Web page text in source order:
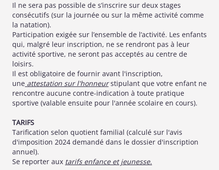
Il ne sera pas possible de s’inscrire sur deux stages
consécutifs (sur la journée ou sur la même activité comme
la natation).
Participation exigée sur l’ensemble de l’activité. Les enfants
qui, malgré leur inscription, ne se rendront pas à leur
activité sportive, ne seront pas acceptés au centre de
loisirs.
Il est obligatoire de fournir avant l'inscription,
une attestation sur l'honneurstipulant que votre enfant ne
rencontre aucune contre-indication à toute pratique
sportive (valable ensuite pour l'année scolaire en cours).
TARIFS
Tarification selon quotient familial (calculé sur l'avis
d'imposition 2024 demandé dans le dossier d'inscription
annuel).
Se reporter aux tarifs enfance et jeunesse.